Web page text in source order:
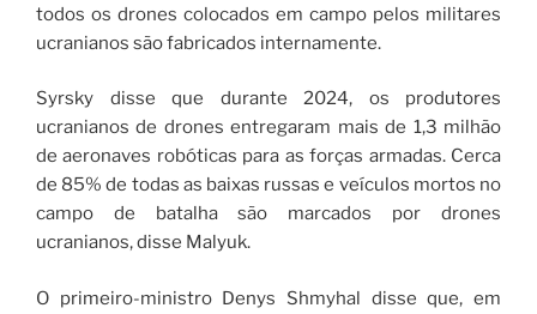
todos os drones colocados em campo pelos militares
ucranianos são fabricados internamente.
Syrsky disse que durante 2024, os produtores
ucranianos de drones entregaram mais de 1,3 milhão
de aeronaves robóticas para as forças armadas. Cerca
de 85% de todas as baixas russas e veículos mortos no
campo de batalha são marcados por drones
ucranianos, disse Malyuk.
O primeiro-ministro Denys Shmyhal disse que, em